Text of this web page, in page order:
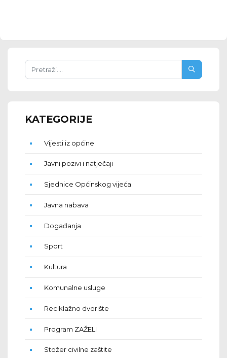
KATEGORIJE
Vijesti iz općine
Javni pozivi i natječaji
Sjednice Općinskog vijeća
Javna nabava
Događanja
Sport
Kultura
Komunalne usluge
Reciklažno dvorište
Program ZAŽELI
Stožer civilne zaštite